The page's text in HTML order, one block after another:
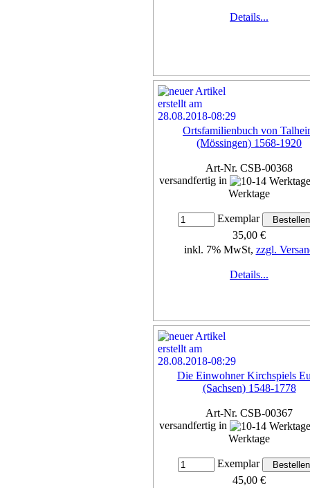
Details...
Ortsfamilienbuch von
(Mössingen) 1568-1920
Art-Nr. CSB-00368
versandfertig in
Werktage
Exemplar
35,00 €
inkl. 7% MwSt, zzgl.
Details...
Die Einwohner Kirchspiels
(Sachsen) 1548-1778
Art-Nr. CSB-00367
versandfertig in
Werktage
Exemplar
45,00 €